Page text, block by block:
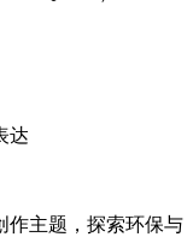
达
作主题，探索环保与